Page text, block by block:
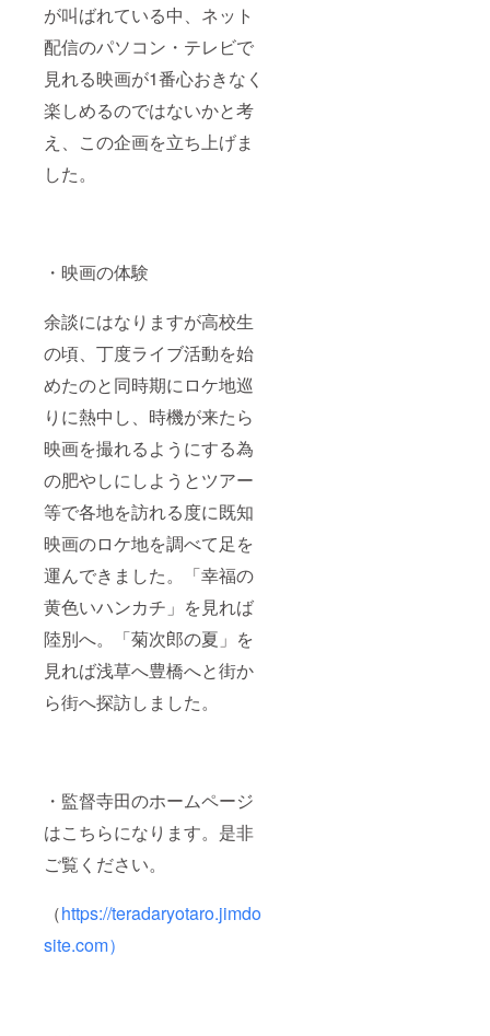
が叫ばれている中、ネット
配信のパソコン・テレビで
見れる映画が1番心おきなく
楽しめるのではないかと考
え、この企画を立ち上げま
した。
・映画の体験
余談にはなりますが高校生
の頃、丁度ライブ活動を始
めたのと同時期にロケ地巡
りに熱中し、時機が来たら
映画を撮れるようにする為
の肥やしにしようとツアー
等で各地を訪れる度に既知
映画のロケ地を調べて足を
運んできました。「幸福の
黄色いハンカチ」を見れば
陸別へ。「菊次郎の夏」を
見れば浅草へ豊橋へと街か
ら街へ探訪しました。
・監督寺田のホームページ
はこちらになります。是非
ご覧ください。
（https://teradaryotaro.jimdo
site.com）